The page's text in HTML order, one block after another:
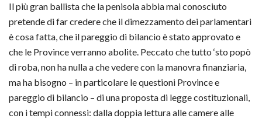
Il più gran ballista che la penisola abbia mai conosciuto
pretende di far credere che il dimezzamento dei parlamentari
è cosa fatta, che il pareggio di bilancio è stato approvato e
che le Province verranno abolite. Peccato che tutto ‘sto popò
di roba, non ha nulla a che vedere con la manovra finanziaria,
ma ha bisogno – in particolare le questioni Province e
pareggio di bilancio – di una proposta di legge costituzionali,
con i tempi connessi: dalla doppia lettura alle camere alle